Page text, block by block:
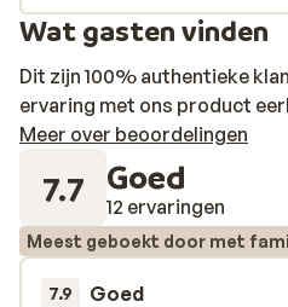
Wat gasten vinden
Dit zijn 100% authentieke
ervaring met ons product
Meer over beoordelingen
7.7 Goed
12 ervaringen
Meest geboekt door met
7.9 Goed